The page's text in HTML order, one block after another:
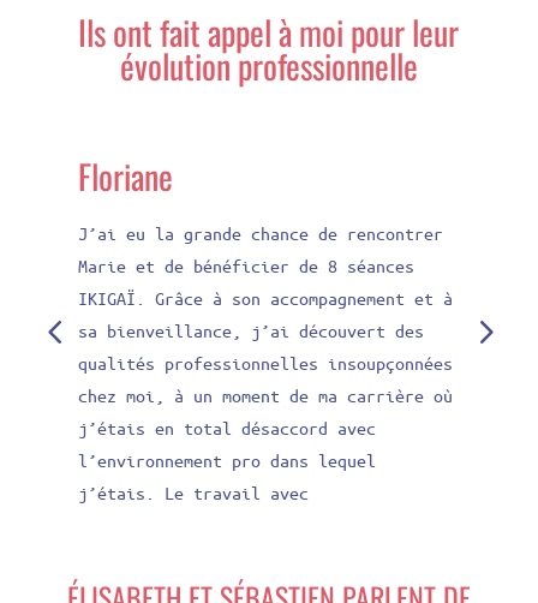
Ils ont fait appel à moi pour leur
évolution professionnelle
Floriane
J’ai eu la grande chance de rencontrer
Marie et de bénéficier de 8 séances
IKIGAÏ. Grâce à son accompagnement et à
sa bienveillance, j’ai découvert des
qualités professionnelles insoupçonnées
chez moi, à un moment de ma carrière où
j’étais en total désaccord avec
l’environnement pro dans lequel
j’étais. Le travail avec